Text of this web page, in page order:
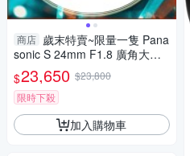
商店 歲末特賣~限量一隻 Pana
sonic S 24mm F1.8 廣角大光
圈 (S-S24,公司貨) 全片幅用
$23,650 $23,800
限時下殺
加入購物車